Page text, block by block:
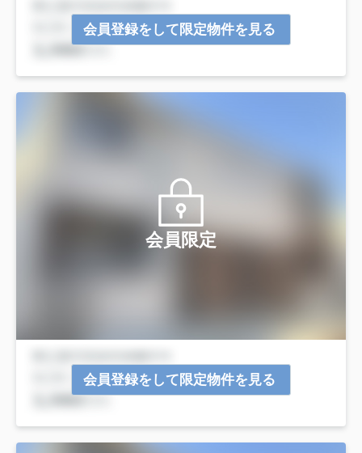
会員登録をして限定物件を見る
会員限定
会員登録をして限定物件を見る